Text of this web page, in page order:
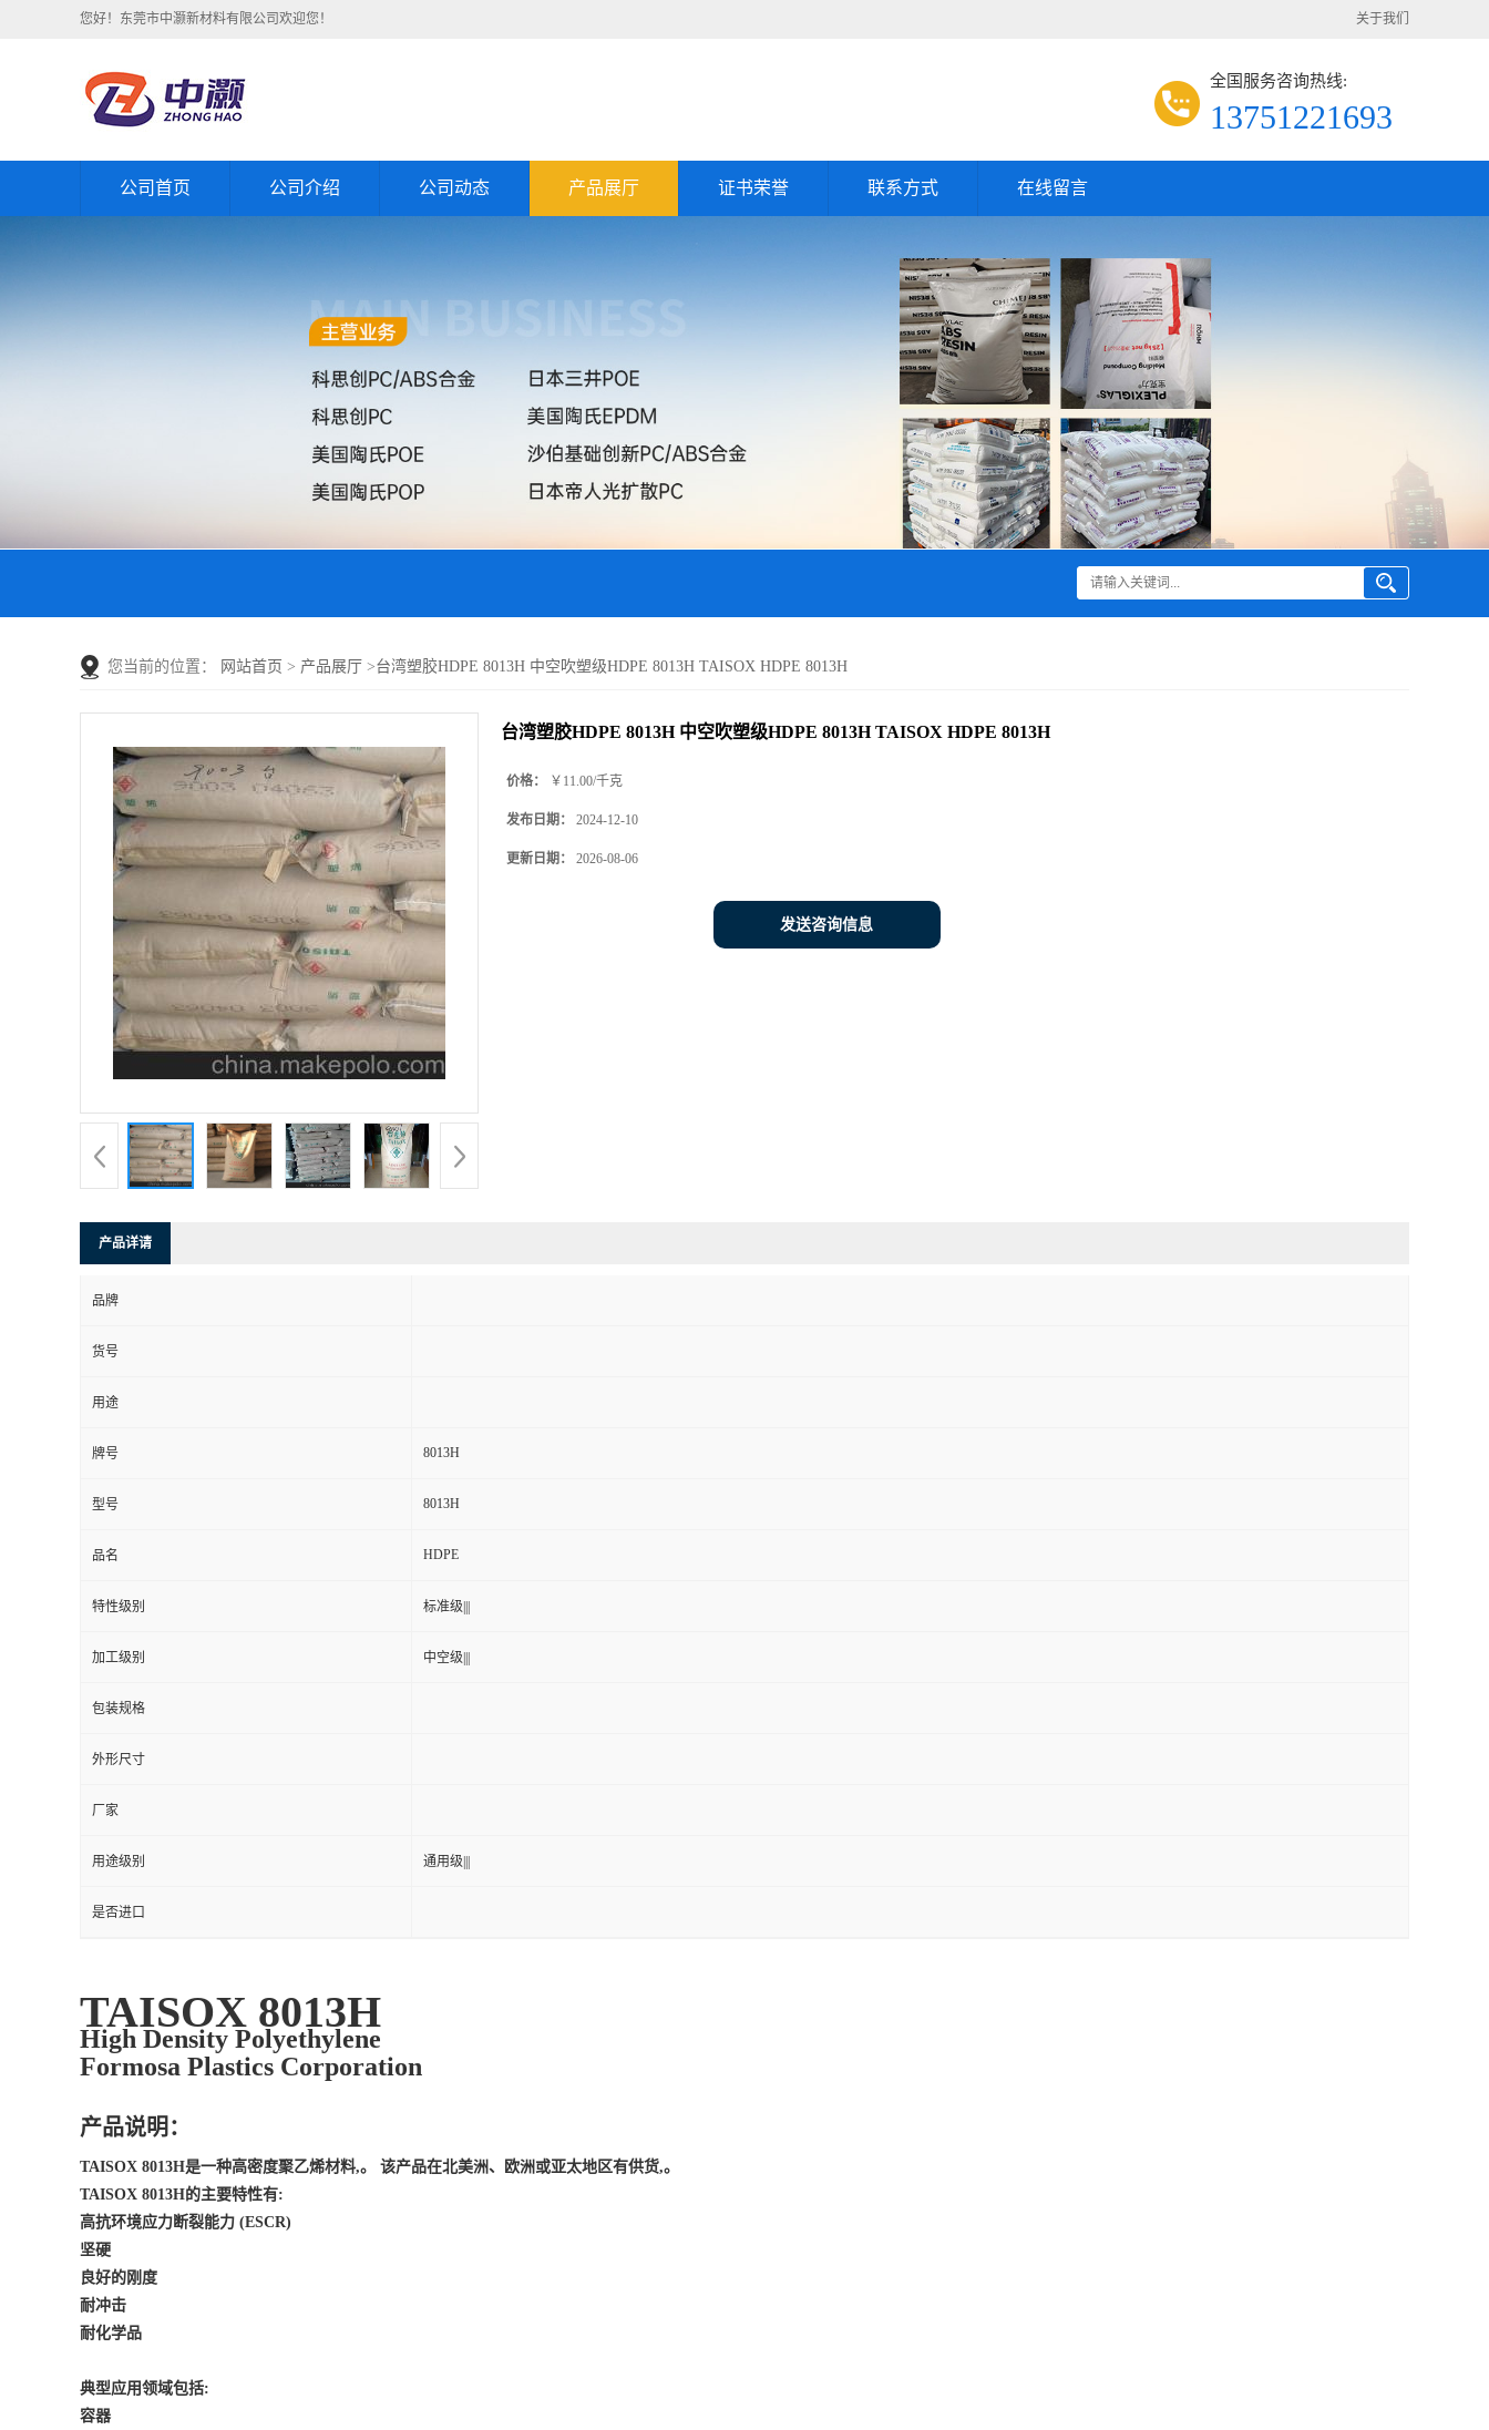
您好！东莞市中灏新材料有限公司欢迎您！ 关于我们
全国服务咨询热线:
13751221693
公司首页 公司介绍 公司动态 产品展厅 证书荣誉 联系方式 在线留言
您当前的位置： 网站首页 > 产品展厅 >台湾塑胶HDPE 8013H 中空吹塑级HDPE 8013H TAISOX HDPE 8013H
台湾塑胶HDPE 8013H 中空吹塑级HDPE 8013H TAISOX HDPE 8013H
价格： ￥11.00/千克
发布日期： 2024-12-10
更新日期： 2026-08-06
发送咨询信息
产品详请
品牌
货号
用途
牌号 8013H
型号 8013H
品名 HDPE
特性级别 标准级|||
加工级别 中空级|||
包装规格
外形尺寸
厂家
用途级别 通用级|||
是否进口
TAISOX 8013H
High Density Polyethylene
Formosa Plastics Corporation
产品说明：
TAISOX 8013H是一种高密度聚乙烯材料,。 该产品在北美洲、欧洲或亚太地区有供货,。
TAISOX 8013H的主要特性有:
高抗环境应力断裂能力 (ESCR)
坚硬
良好的刚度
耐冲击
耐化学品
典型应用领域包括:
容器